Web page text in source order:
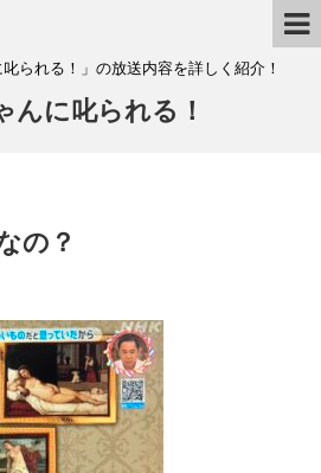
られる！」の放送内容を詳しく紹介！
んに叱られる！
の？